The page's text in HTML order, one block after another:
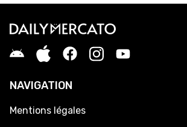
NAVIGATION
Mentions légales